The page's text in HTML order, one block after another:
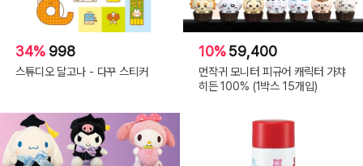
34% 998
스튜디오 달고나 - 다꾸 스티커
10%59,400
먼작귀 모니터 피규어 캐릭터 가챠
히든 100% (1박스 15개입)